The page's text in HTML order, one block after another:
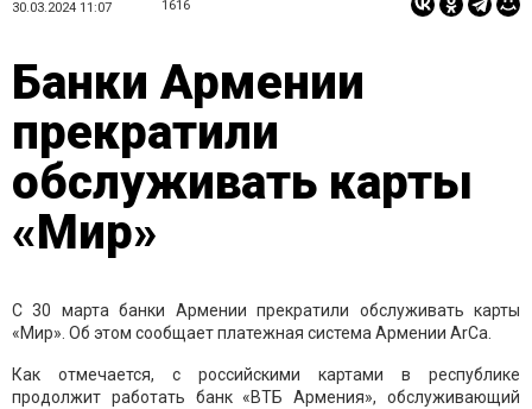
30.03.2024 11:07 1616
Банки Армении
прекратили
обслуживать карты
«Мир»
С 30 марта банки Армении прекратили обслуживать карты
«Мир». Об этом сообщает платежная система Армении ArCa.
Как отмечается, с российскими картами в республике
продолжит работать банк «ВТБ Армения», обслуживающий